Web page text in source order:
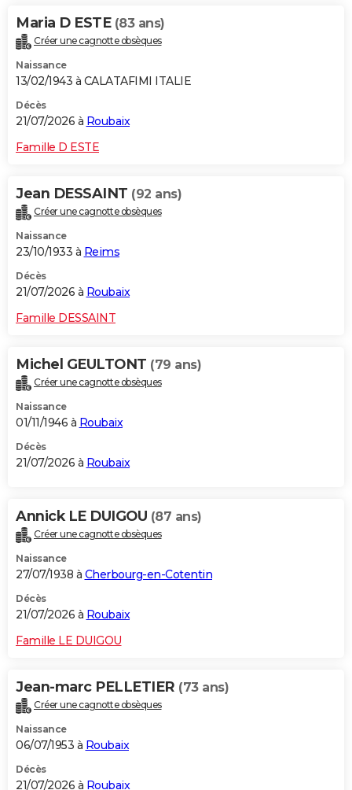
Maria D ESTE (83 ans)
Créer une cagnotte obsèques
Naissance
13/02/1943 à CALATAFIMI ITALIE
Décès
21/07/2026 à Roubaix
Famille D ESTE
Jean DESSAINT (92 ans)
Créer une cagnotte obsèques
Naissance
23/10/1933 à Reims
Décès
21/07/2026 à Roubaix
Famille DESSAINT
Michel GEULTONT (79 ans)
Créer une cagnotte obsèques
Naissance
01/11/1946 à Roubaix
Décès
21/07/2026 à Roubaix
Annick LE DUIGOU (87 ans)
Créer une cagnotte obsèques
Naissance
27/07/1938 à Cherbourg-en-Cotentin
Décès
21/07/2026 à Roubaix
Famille LE DUIGOU
Jean-marc PELLETIER (73 ans)
Créer une cagnotte obsèques
Naissance
06/07/1953 à Roubaix
Décès
21/07/2026 à Roubaix